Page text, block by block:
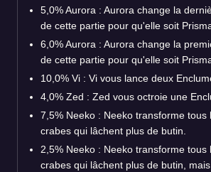
5,0% Aurora : Aurora change la
de cette partie pour qu'elle soit
6,0% Aurora : Aurora change la
de cette partie pour qu'elle soit
10,0% Vi : Vi vous lance deux
4,0% Zed : Zed vous octroie une
7,5% Neeko : Neeko transforme tous
crabes qui lâchent plus de butin.
2,5% Neeko : Neeko transforme tous
crabes qui lâchent plus de butin,